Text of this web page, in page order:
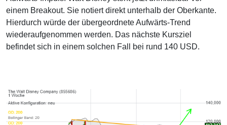
einem Breakout. Sie notiert direkt unterhalb der Oberkante.
Hierdurch würde der übergeordnete Aufwärts-Trend
wiederaufgenommen werden. Das nächste Kursziel
befindet sich in einem solchen Fall bei rund 140 USD.